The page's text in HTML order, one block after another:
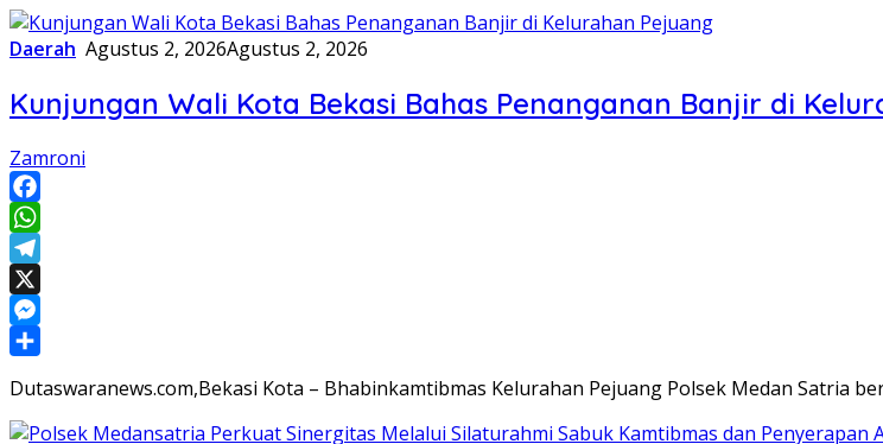
Daerah Agustus 2, 2026Agustus 2, 2026
Kunjungan Wali Kota Bekasi Bahas Penanganan Banjir di
Zamroni
Facebook
WhatsApp
Telegram
X
Messenger
Dutaswaranews.com,Bekasi Kota – Bhabinkamtibmas Kelurahan Pejuang Polsek Medan Satria